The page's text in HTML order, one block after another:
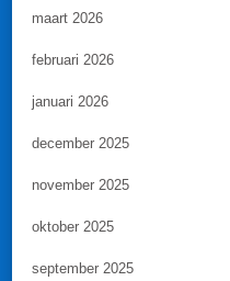
maart 2026
februari 2026
januari 2026
december 2025
november 2025
oktober 2025
september 2025